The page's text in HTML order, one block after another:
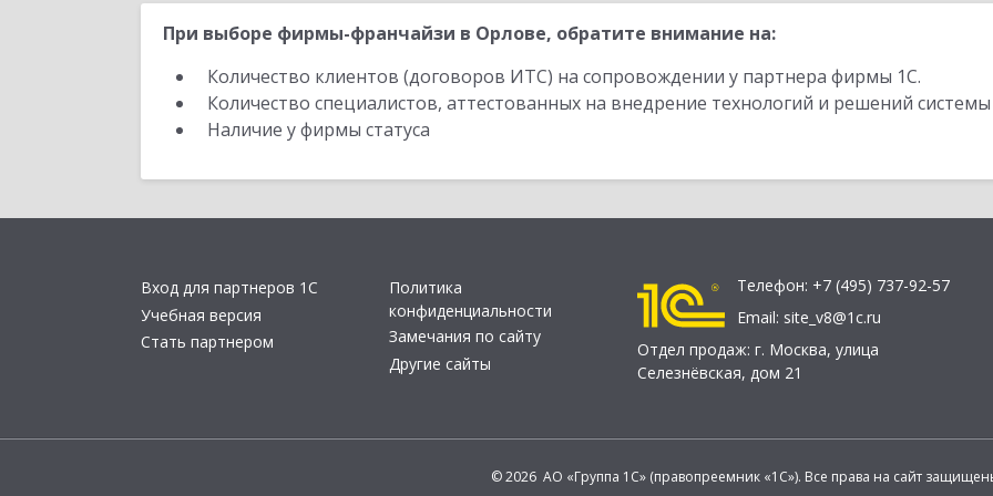
При выборе фирмы-франчайзи в Орлове, обратите внимание на:
Количество клиентов (договоров ИТС) на сопровождении у партнера фирмы 1С.
Количество специалистов, аттестованных на внедрение технологий и решений
Наличие у фирмы статуса
Вход для партнеров 1С
Учебная версия
Стать партнером
Политика
конфиденциальности
Замечания по сайту
Другие сайты
Телефон: +7 (495) 737-92-57
Email: site_v8@1c.ru
Отдел продаж: г. Москва, улица
Селезнёвская, дом 21
© 2026 АО «Группа 1С» (правопреемник «1С»). Все права на сайт